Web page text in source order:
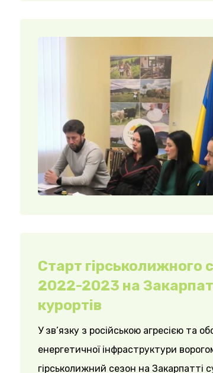
Старт гірськолижного
2022-2023 на
курортів
У зв’язку з російською агресією та
енергетичної інфраструктури
гірськолижний сезон на Закарпатті